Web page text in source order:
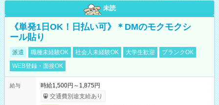
未読
《単発1日OK！日払い可》＊DMのモクモクシ
ール貼り
派遣 職種未経験OK 社会人未経験OK 大学生歓迎
ブランクOK
WEB登録・面接OK
給与
時給1,500円～1,875円
交通費別途支給あり